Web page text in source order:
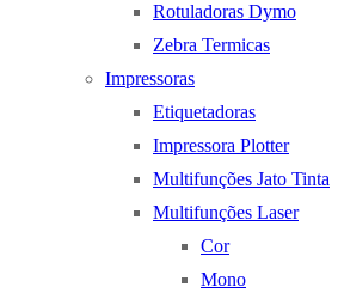
Rotuladoras Dymo
Zebra Termicas
Impressoras
Etiquetadoras
Impressora Plotter
Multifunções Jato Tinta
Multifunções Laser
Cor
Mono